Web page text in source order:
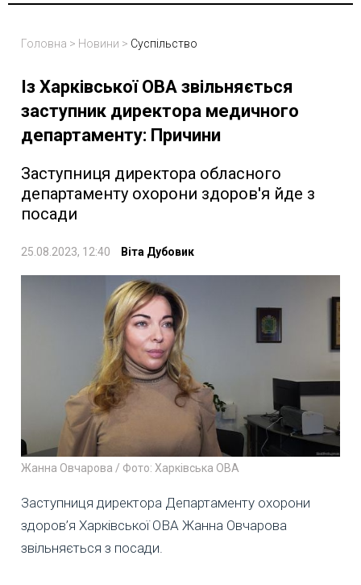
Головна > Новини > Суспільство
Із Харківської ОВА звільняється
заступник директора медичного
департаменту: Причини
Заступниця директора обласного
департаменту охорони здоров'я йде з
посади
25.08.2023, 12:40 Віта Дубовик
Жанна Овчарова / Фото: Харківська ОВА
Заступниця директора Департаменту охорони
здоров’я Харківської ОВА Жанна Овчарова
звільняється з посади.